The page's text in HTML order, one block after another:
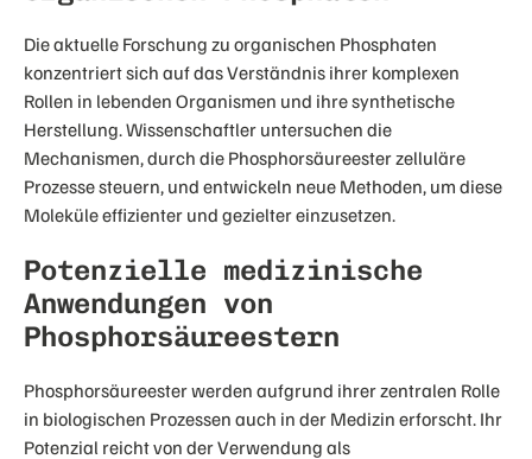
Die aktuelle Forschung zu organischen Phosphaten
konzentriert sich auf das Verständnis ihrer komplexen
Rollen in lebenden Organismen und ihre synthetische
Herstellung. Wissenschaftler untersuchen die
Mechanismen, durch die Phosphorsäureester zelluläre
Prozesse steuern, und entwickeln neue Methoden, um diese
Moleküle effizienter und gezielter einzusetzen.
Potenzielle medizinische
Anwendungen von
Phosphorsäureestern
Phosphorsäureester werden aufgrund ihrer zentralen Rolle
in biologischen Prozessen auch in der Medizin erforscht. Ihr
Potenzial reicht von der Verwendung als